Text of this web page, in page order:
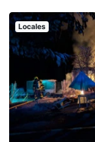
Locales